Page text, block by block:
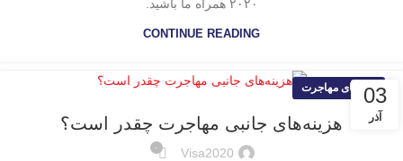
۲۰۲۰ همراه ما باشید.
CONTINUE READING
03
آذر
راهنمای مهاجرت
هزینه‌های جانبی مهاجرت چقدر است؟
Visa2020 ۰